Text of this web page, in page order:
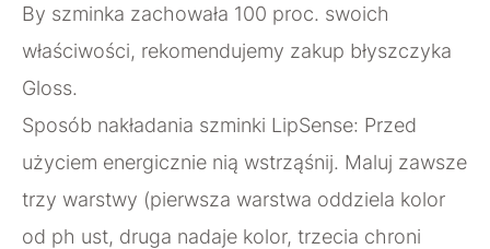
By szminka zachowała 100 proc. swoich
właściwości, rekomendujemy zakup błyszczyka
Gloss.
Sposób nakładania szminki LipSense: Przed
użyciem energicznie nią wstrząśnij. Maluj zawsze
trzy warstwy (pierwsza warstwa oddziela kolor
od ph ust, druga nadaje kolor, trzecia chroni